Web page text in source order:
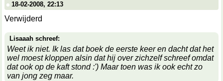
18-02-2008, 22:13
Verwijderd
Lisaaah schreef:
Weet ik niet. Ik las dat boek de eerste keer en dacht dat het
wel moest kloppen alsin dat hij over zichzelf schreef omdat
dat ook op de kaft stond :') Maar toen was ik ook echt zo
van jong zeg maar.